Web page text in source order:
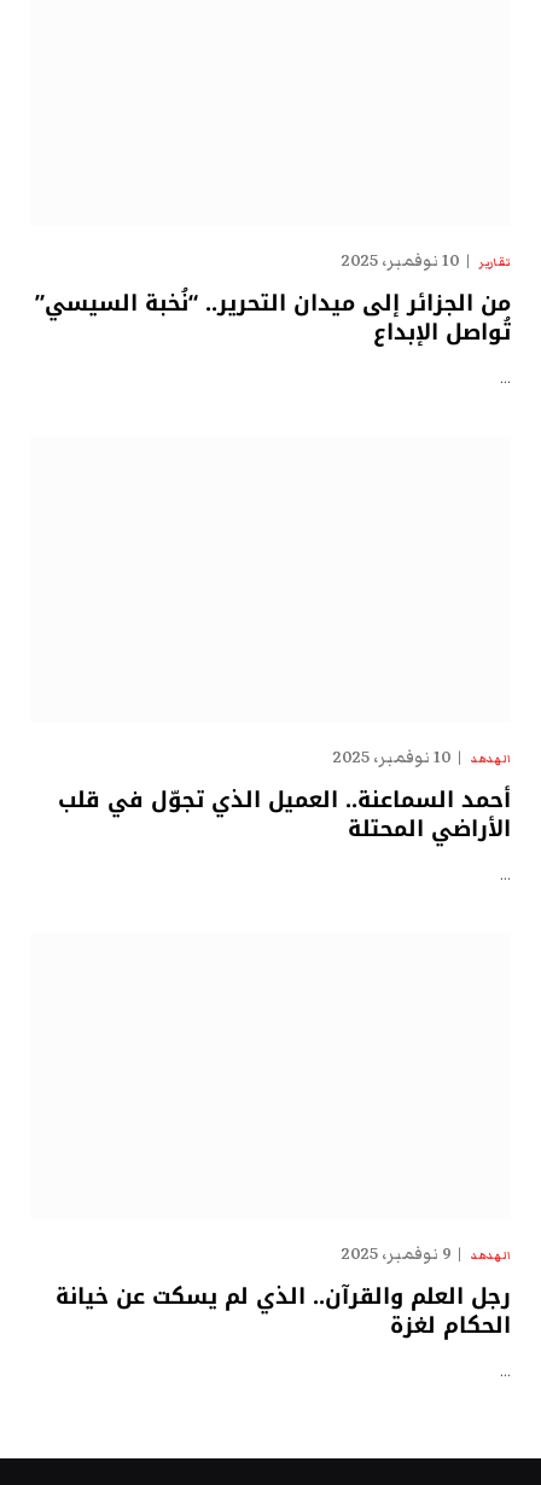
تقارير 10 نوفمبر، 2025
من الجزائر إلى ميدان التحرير.. “نُخبة السيسي”
تُواصل الإبداع
…
الهدهد 10 نوفمبر، 2025
أحمد السماعنة.. العميل الذي تجوّل في قلب
الأراضي المحتلة
…
الهدهد 9 نوفمبر، 2025
رجل العلم والقرآن.. الذي لم يسكت عن خيانة
الحكام لغزة
…